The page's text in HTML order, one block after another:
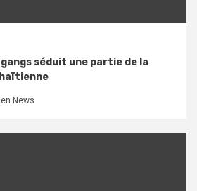
gangs séduit une partie de la
News